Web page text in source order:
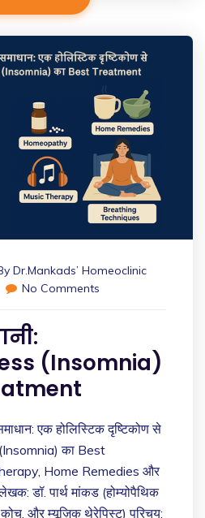
Dr.Mankads’ Homeoclinic
No Comments
(Insomnia)
एक होलिस्टिक दृष्टिकोण से
का Best
Home Remedies और
डॉ. पार्थ मांकड (होम्योपैथिक
और म्यूज़िक थेरेपिस्ट) परिचय: